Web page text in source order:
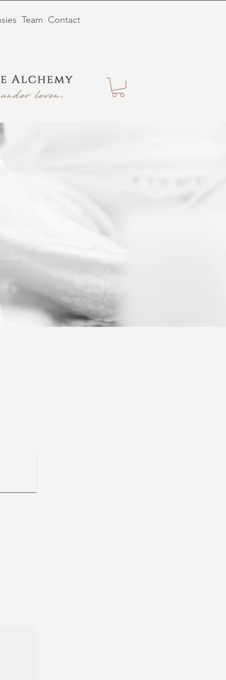
Team Contact